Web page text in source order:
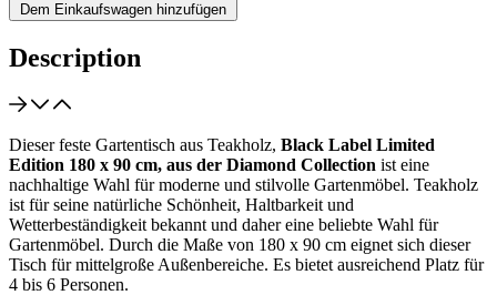
Dem Einkaufswagen hinzufügen
Description
Dieser feste Gartentisch aus Teakholz, Black Label Limited
Edition 180 x 90 cm, aus der Diamond Collection ist eine
nachhaltige Wahl für moderne und stilvolle Gartenmöbel. Teakholz
ist für seine natürliche Schönheit, Haltbarkeit und
Wetterbeständigkeit bekannt und daher eine beliebte Wahl für
Gartenmöbel. Durch die Maße von 180 x 90 cm eignet sich dieser
Tisch für mittelgroße Außenbereiche. Es bietet ausreichend Platz für
4 bis 6 Personen.